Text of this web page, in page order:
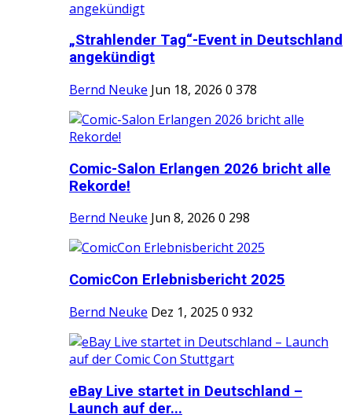
„Strahlender Tag“-Event in Deutschland
angekündigt
Bernd Neuke Jun 18, 2026 0 378
Comic-Salon Erlangen 2026 bricht alle
Rekorde!
Bernd Neuke Jun 8, 2026 0 298
ComicCon Erlebnisbericht 2025
Bernd Neuke Dez 1, 2025 0 932
eBay Live startet in Deutschland –
Launch auf der...